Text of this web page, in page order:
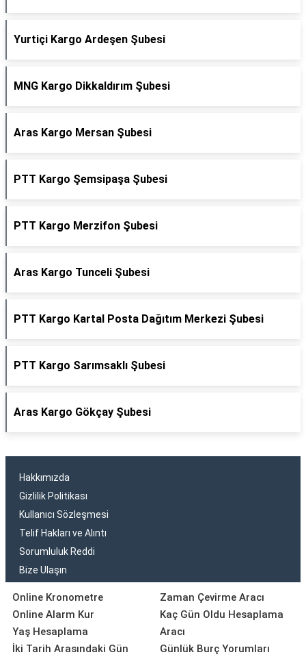
Yurtiçi Kargo Ardeşen Şubesi
MNG Kargo Dikkaldırım Şubesi
Aras Kargo Mersan Şubesi
PTT Kargo Şemsipaşa Şubesi
PTT Kargo Merzifon Şubesi
Aras Kargo Tunceli Şubesi
PTT Kargo Kartal Posta Dağıtım Merkezi Şubesi
PTT Kargo Sarımsaklı Şubesi
Aras Kargo Gökçay Şubesi
Hakkımızda
Gizlilik Politikası
Kullanıcı Sözleşmesi
Telif Hakları ve Alıntı
Sorumluluk Reddi
Bize Ulaşın
Online Kronometre
Online Alarm Kur
Yaş Hesaplama
İki Tarih Arasındaki Gün
Zaman Çevirme Aracı
Kaç Gün Oldu Hesaplama
Aracı
Günlük Burç Yorumları